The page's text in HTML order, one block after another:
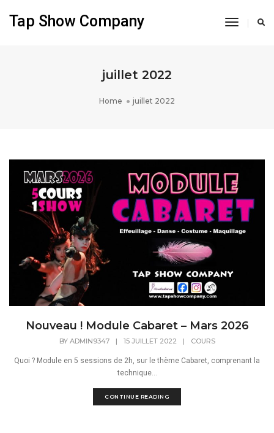
Tap Show Company
Toggle
juillet 2022
Home juillet 2022
Nouveau ! Module Cabaret – Mars 2026
BY ADMIN9347 | 15 JUILLET 2022 | COURS
Quoi ? Module en 5 sessions de 2h, sur le thème Cabaret, comprenant la
technique...
CONTINUE READING